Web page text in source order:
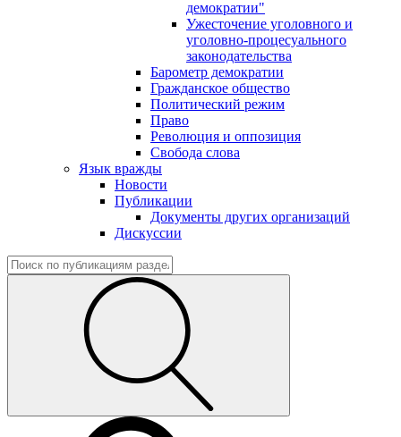
демократии"
Ужесточение уголовного и
уголовно-процесуального
законодательства
Барометр демократии
Гражданское общество
Политический режим
Право
Революция и оппозиция
Свобода слова
Язык вражды
Новости
Публикации
Документы других организаций
Дискуссии